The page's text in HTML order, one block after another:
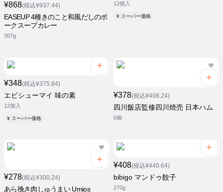
¥868(税込¥937.44)
EASEUP 4種きのこと和風だしのポ
ークスープカレー
307g
12個入
¥ スーパー価格
¥348(税込¥375.84)
エビシューマイ 味の素
12個入
¥ スーパー価格
¥378(税込¥408.24)
四川飯店監修四川焼売 日本ハム
6個
¥278(税込¥300.24)
あら挽き肉しゅうまい Umios
¥408(税込¥440.64)
bibigo マンドゥ餃子
270g